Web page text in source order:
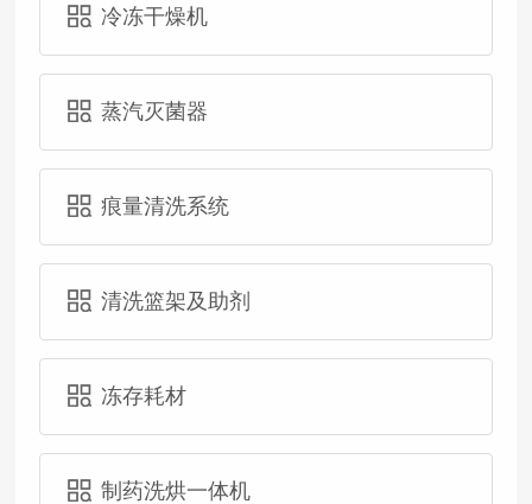
冷冻干燥机
蒸汽灭菌器
痕量清洗系统
清洗篮架及助剂
冻存耗材
制药洗烘一体机